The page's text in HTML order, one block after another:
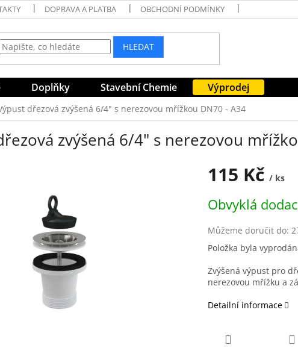
DOPRAVA A PLATBA OBCHODNÍ PODMÍNKY
HLEDAT
Doplňky Stavební Chemie Výprodej
dřezová zvýšená 6/4" s nerezovou mřížkou DN70 - A34
zvýšená 6/4" s nerezovou
115 Kč / ks
cena:
Obvyklá
Můžeme doručit do:
Položka byla
Zvýšená výpust pro
nerezovou mřížku a
Detailní informace